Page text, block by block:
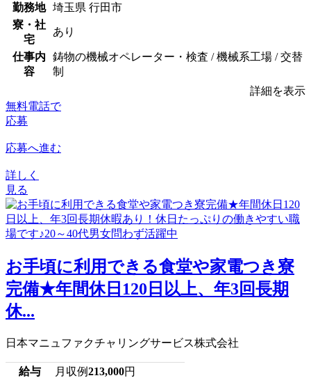
勤務地
埼玉県 行田市
寮・社
宅
あり
仕事内
容
鋳物の機械オペレーター・検査 / 機械系工場 / 交替
制
詳細を表示
無料電話で
応募
応募へ進む
詳しく
見る
お手頃に利用できる食堂や家電つき寮
完備★年間休日120日以上、年3回長期
休...
日本マニュファクチャリングサービス株式会社
給与 月収例213,000円